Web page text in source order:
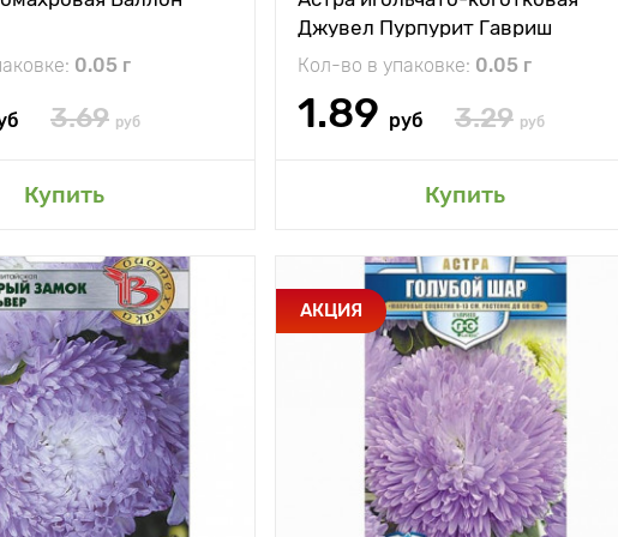
0.05 г
3.69 руб
Купитьв мой сад
Джувел Пурпурит Гавриш
Кол-во в упаковке: 0.05 г
1.89 руб 3.29 руб
Купить
Добавить в мой сад
Высокорослая
срезочная астра
пионовидного типа
60 - 70 см
30 х 40 см
солнечное место
АКЦИЯ
Особенности
На одном растении
формируется до 6-8
соцветий
Высота растения 50 - 60 см
Растояние между
растениями
30 х 40 см
Местоположение солнечное место